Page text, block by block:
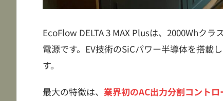
EcoFlow DELTA 3 MAX Plusは、2000Whク
電源です。EV技術のSiCパワー半導体を搭載
す。
最大の特徴は、 業界初のAC出力分割コント